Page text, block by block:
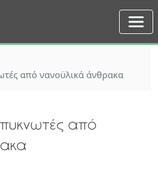
από νανοϋλικά άνθρακα
από